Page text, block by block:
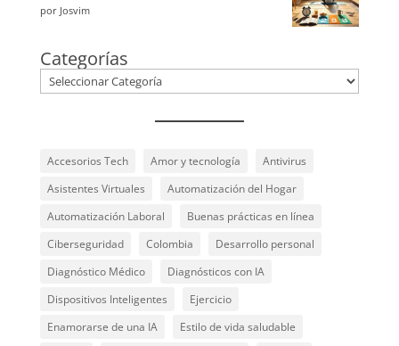
por Josvim
Categorías
Accesorios Tech Amor y tecnología
Antivirus
Asistentes Virtuales
Automatización del Hogar
Automatización Laboral
Buenas prácticas en línea
Ciberseguridad
Colombia
Desarrollo personal
Diagnóstico Médico
Diagnósticos con IA
Dispositivos Inteligentes
Ejercicio
Enamorarse de una IA
Estilo de vida saludable